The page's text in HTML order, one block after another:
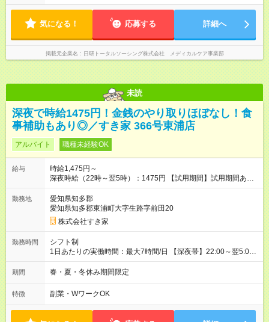
気になる！ 応募する 詳細へ
掲載元企業名 日研トータルソーシング株式会社 メディカルケア事業部
未読
深夜で時給1475円！金銭のやり取りほぼなし！食
事補助もあり◎／すき家 366号東浦店
アルバイト 職種未経験OK
給与
時給1,475円～
深夜時給（22時～翌5時）：1475円 【試用期間】試用期間あり
試用期間の長さ：1ヶ月 雇用形態、給与は本採用時と同じです。
試用期間の実態は30日（※条件変更なし）ですが、切り上げで
一ヶ月とさせていただきます。 研修制度あり：15時間(研修中も
同時給）
勤務地
愛知県知多郡
愛知県知多郡東浦町大字生路字前田20
株式会社すき家
勤務時間
シフト制
1日あたりの実働時間：最大7時間/日 【深夜帯】22:00～翌5:00
週2日～・1日2h～OK◎ ※22:00から翌5:00までは18歳以上の方
のみ勤務可能です（18歳未満の深夜業務禁止のため） ★深夜で
す。 必ず、2名以上での勤務を行いますので、安心して働けま
す。
期間 春・夏・冬休み期間限定
特徴 副業・WワークOK